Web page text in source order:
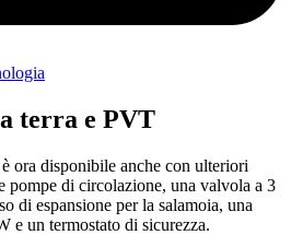
terra e PVT
ora disponibile anche con ulteriori
pompe di circolazione, una valvola a 3
di espansione per la salamoia, una
e un termostato di sicurezza.